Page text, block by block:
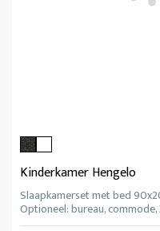
Kinderkamer Hengelo
Slaapkamerset met bed
Optioneel: bureau,